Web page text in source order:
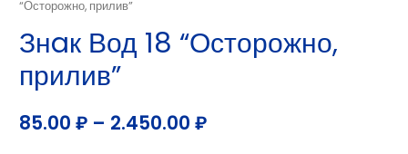
“Осторожно, прилив”
Знaк Вод 18 “Осторожно,
прилив”
85.00₽ – 2.450.00₽